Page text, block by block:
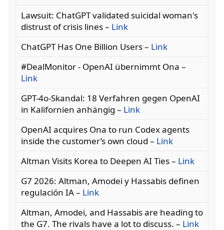
Lawsuit: ChatGPT validated suicidal woman's
distrust of crisis lines – Link
ChatGPT Has One Billion Users – Link
#DealMonitor - OpenAI übernimmt Ona –
Link
GPT-4o-Skandal: 18 Verfahren gegen OpenAI
in Kalifornien anhängig – Link
OpenAI acquires Ona to run Codex agents
inside the customer’s own cloud – Link
Altman Visits Korea to Deepen AI Ties – Link
G7 2026: Altman, Amodei y Hassabis definen
regulación IA – Link
Altman, Amodei, and Hassabis are heading to
the G7. The rivals have a lot to discuss. – Link